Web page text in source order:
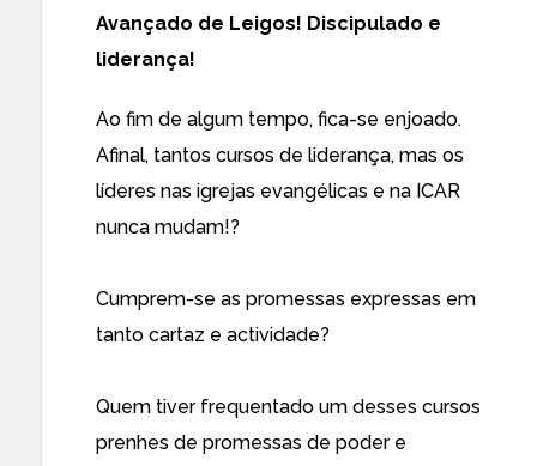
Avançado de Leigos! Discipulado e
liderança!
Ao fim de algum tempo, fica-se enjoado.
Afinal, tantos cursos de liderança, mas os
líderes nas igrejas evangélicas e na ICAR
nunca mudam!?
Cumprem-se as promessas expressas em
tanto cartaz e actividade?
Quem tiver frequentado um desses cursos
prenhes de promessas de poder e